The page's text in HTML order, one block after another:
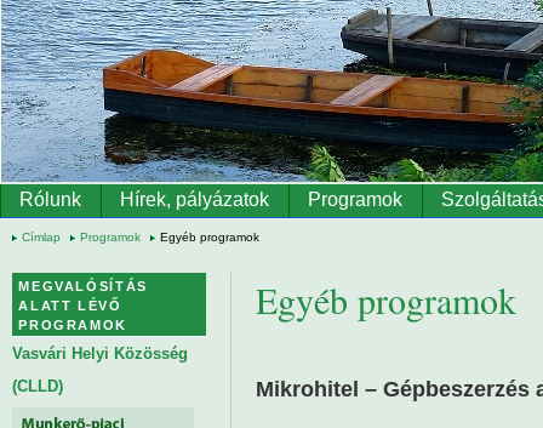
Ugrás a tartalomra
Rólunk Hírek, pályázatok Programok
Címlap Programok Egyéb programok
Egyéb programok
Mikrohitel – Gépbeszerzés
MEGVALÓSÍTÁS
ALATT LÉVŐ
PROGRAMOK
Vasvári Helyi Közösség
(CLLD)